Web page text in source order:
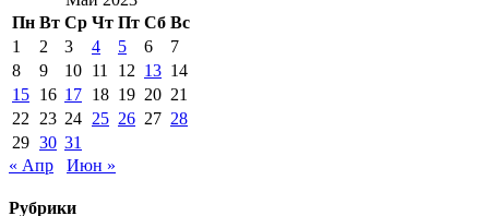
записям
Пн Вт Ср Чт Пт Сб Вс
1
2 3 4 5 6
7
8
9 10 11 12 13 14
15 16 17 18 19 20 21
22
23 24 25 26 27 28
29 30 31
« Апр
Июн »
Рубрики